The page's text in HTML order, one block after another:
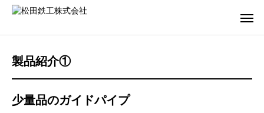
製品紹介①
少量品のガイドパイプ